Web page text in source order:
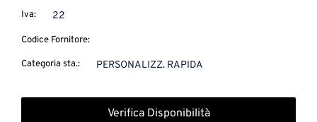
Iva: 22
Codice Fornitore:
Categoria sta.: PERSONALIZZ. RAPIDA
Verifica Disponibilità